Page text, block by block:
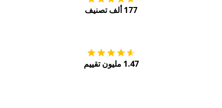
177 ألف تصنيف
1.47 مليون تقييم